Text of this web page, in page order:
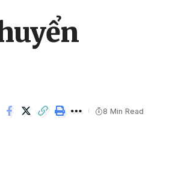
8 Min Read